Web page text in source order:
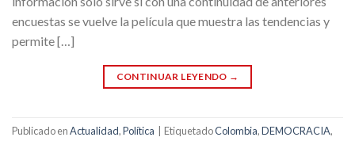
encuestas se vuelve la película que muestra las tendencias y
permite […]
CONTINUAR LEYENDO →
Publicado enActualidad,Política EtiquetadoColombia,DEMOCRACIA,